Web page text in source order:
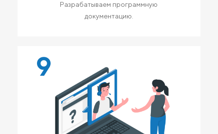
Разрабатываем программную
документацию.
9